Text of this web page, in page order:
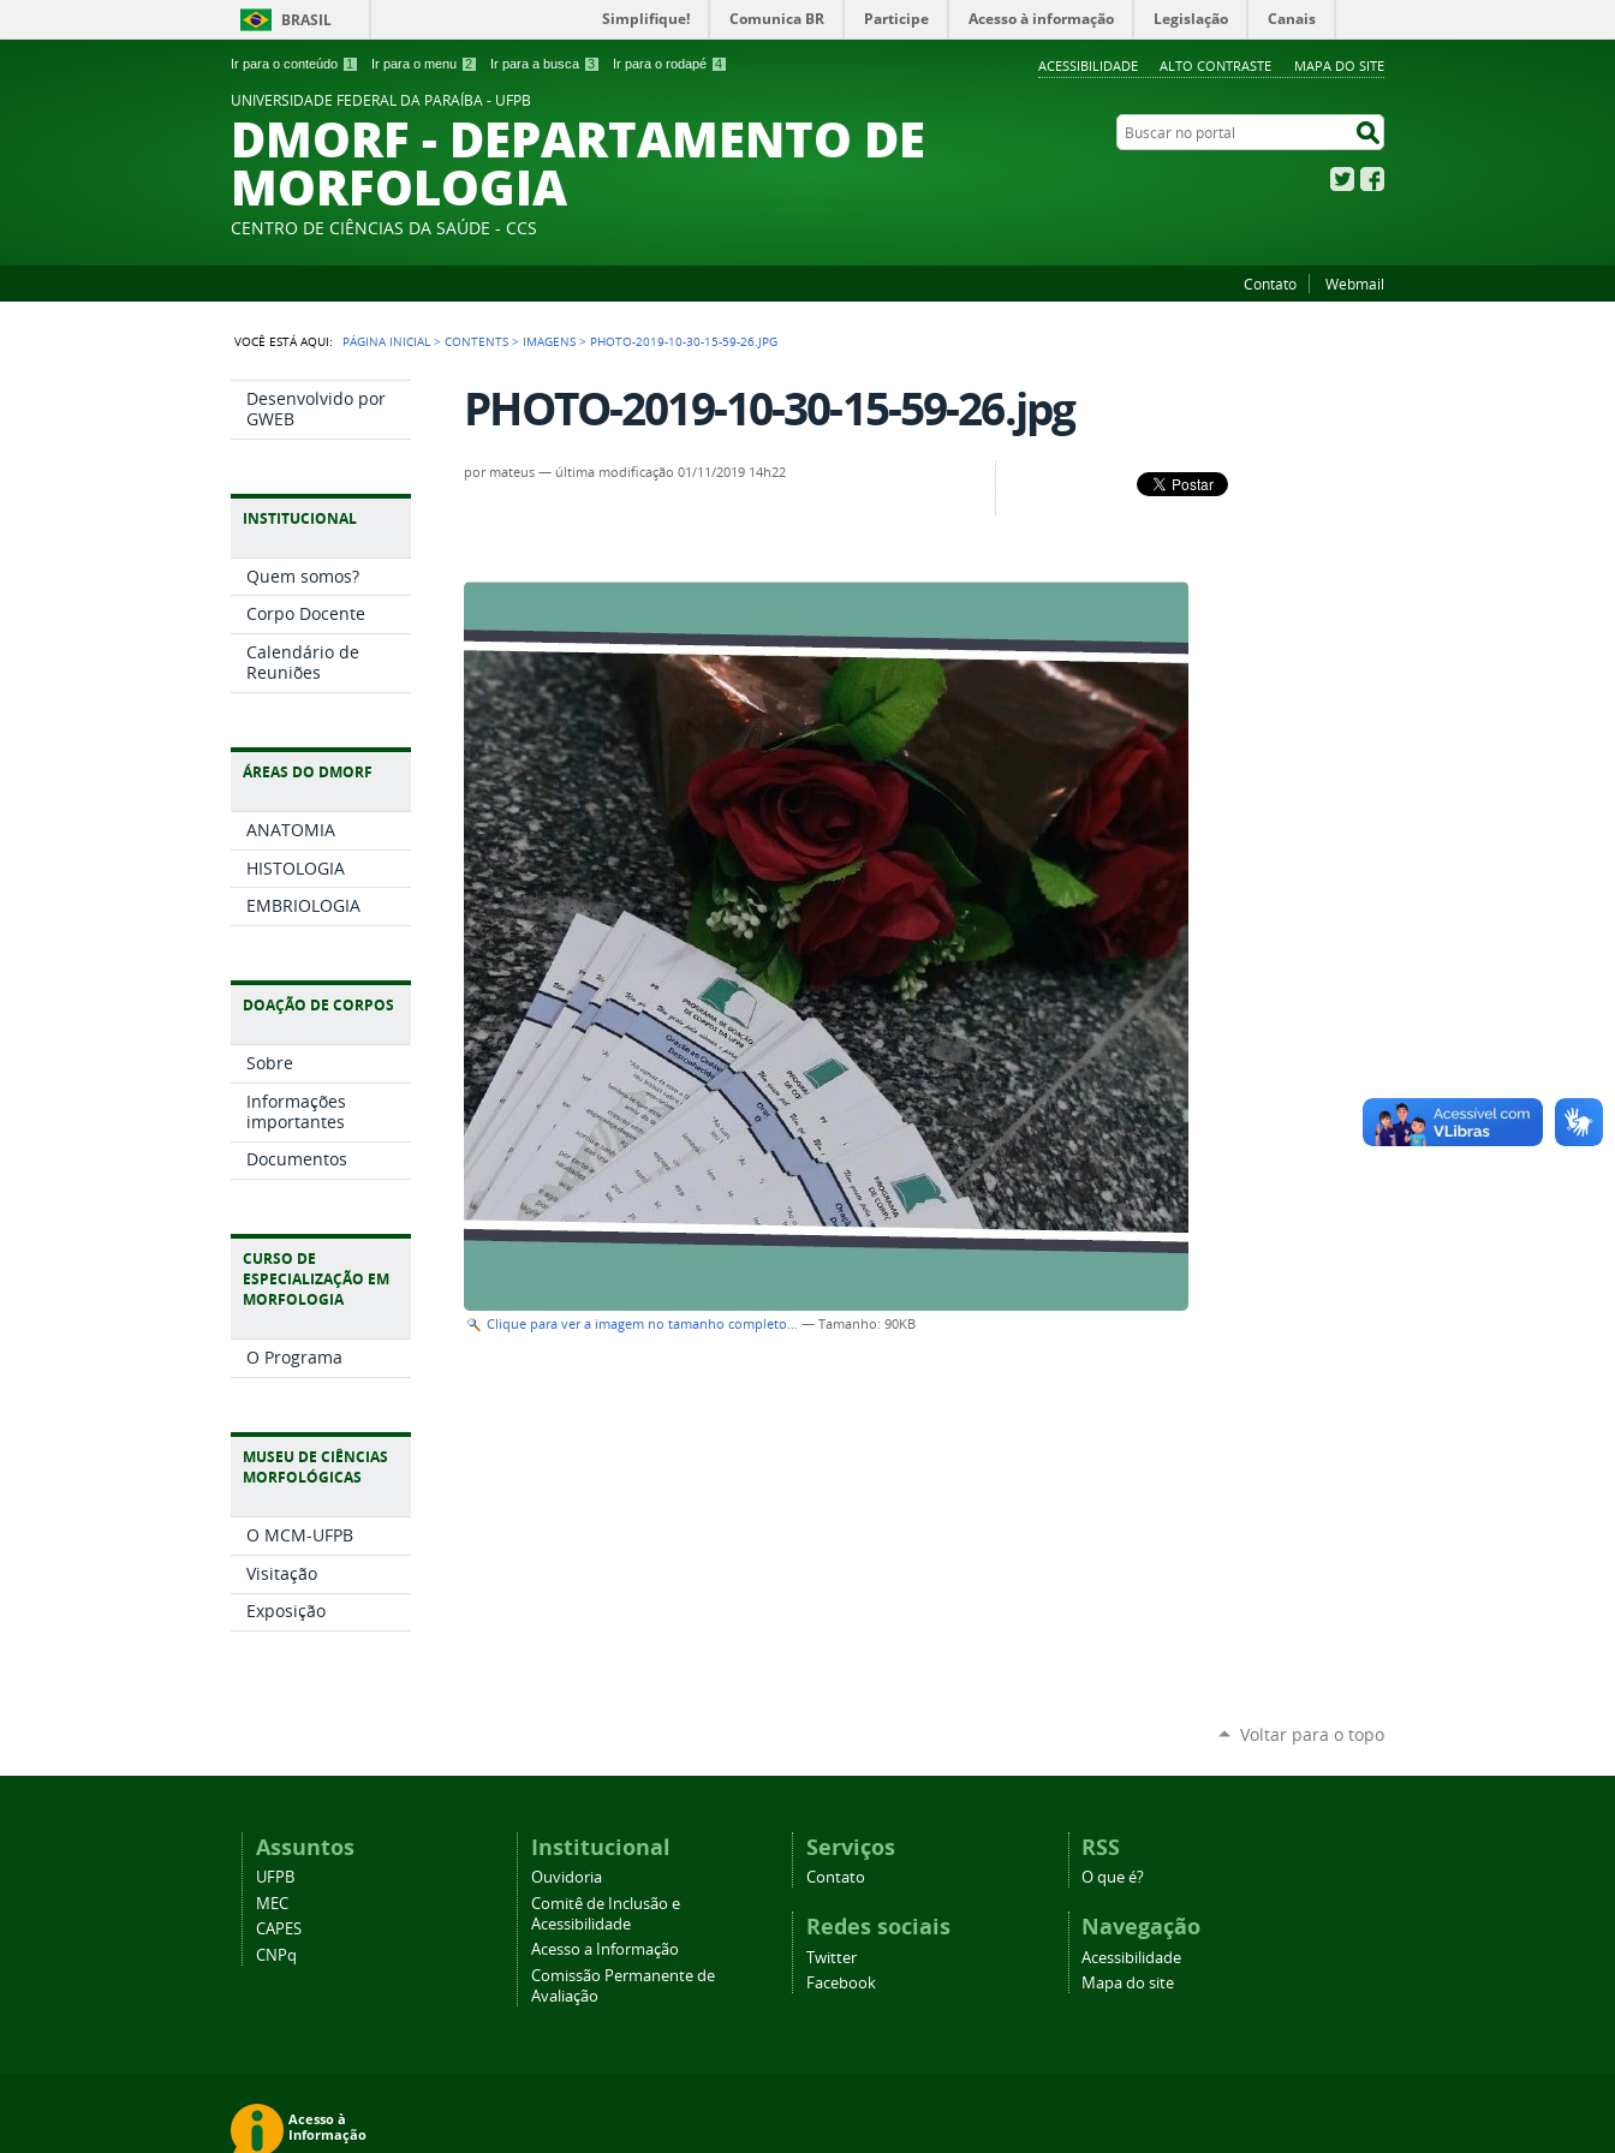
Ir para o conteúdo 1 Ir para o menu 2 Ir para a busca 3 Ir para o rodapé 4 ACESSIBILIDADE ALTO CONTRASTE MAPA DO SITE
BRASIL Simplifique! Comunica BR Participe Acesso à informação Legislação Canais
UNIVERSIDADE FEDERAL DA PARAÍBA - UFPB
DMORF - DEPARTAMENTO DE
MORFOLOGIA
CENTRO DE CIÊNCIAS DA SAÚDE - CCS
Buscar no portal
Twitter
Contato Webmail
VOCÊ ESTÁ AQUI: PÁGINA INICIAL >CONTENTS > IMAGENS > PHOTO-2019-10-30-15-59-26.JPG
Desenvolvido por
GWEB
INSTITUCIONAL
Quem somos?
Corpo Docente
Calendário de
Reuniões
ÁREAS DO DMORF
ANATOMIA
HISTOLOGIA
EMBRIOLOGIA
DOAÇÃO DE CORPOS
Sobre
Informações
importantes
Documentos
CURSO DE
ESPECIALIZAÇÃO EM
MORFOLOGIA
O Programa
MUSEU DE CIÊNCIAS
MORFOLÓGICAS
O MCM-UFPB
Visitação
Exposição
PHOTO-2019-10-30-15-59-26.jpg
por mateus — última modificação 01/11/2019 14h22
Clique para ver a imagem no tamanho completo… —Tamanho: 90KB
Voltar para o topo
Assuntos
UFPB
MEC
CAPES
CNPq
Institucional
Ouvidoria
Comitê de Inclusão e
Acessibilidade
Acesso a Informação
Comissão Permanente de
Avaliação
Serviços
Contato
Redes sociais
Twitter
Facebook
RSS
O que é?
Navegação
Acessibilidade
Mapa do site